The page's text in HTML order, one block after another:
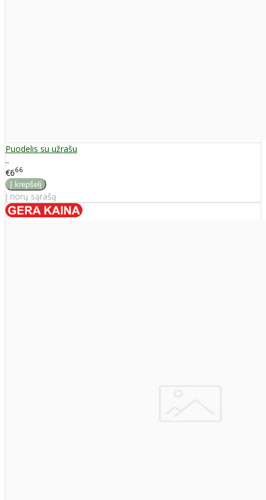
Puodelis su užrašu
..
€666
Į norų sąrašą